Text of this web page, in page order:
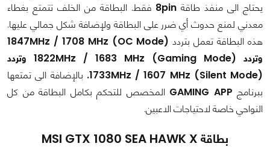
يحتاج الى منفذ طاقة 8pin فقط. البطاقة من الخلف تتمتع بغطاء
معدني لمنع حدوث أي ضرر على البطاقة ولإضافة شكل جمالي عليها.
هذه البطاقة تعمل بتردد 1847MHz / 1708 MHz (OC Mode)
وتردد 1822MHz / 1683 MHz (Gaming Mode) وتردد
1733MHz / 1607 MHz (Silent Mode). بالإضافة الى تمتعها
ببرنامج GAMING APP المخصص للتحكم بكامل البطاقة من كل
النواحي خاصة لاحتياجات الاعبين.
بطاقة MSI GTX 1080 SEA HAWK X